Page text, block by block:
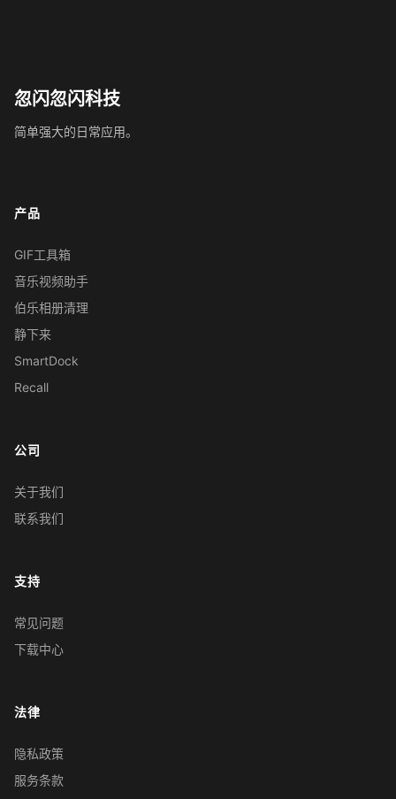
忽闪忽闪科技
简单强大的日常应用。
产品
GIF工具箱
音乐视频助手
伯乐相册清理
静下来
SmartDock
Recall
公司
关于我们
联系我们
支持
常见问题
下载中心
法律
隐私政策
服务条款